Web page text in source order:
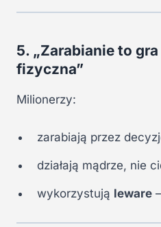
5. „Zarabianie to
fizyczna”
Milionerzy:
zarabiają przez
działają mądrze, nie
wykorzystują leware